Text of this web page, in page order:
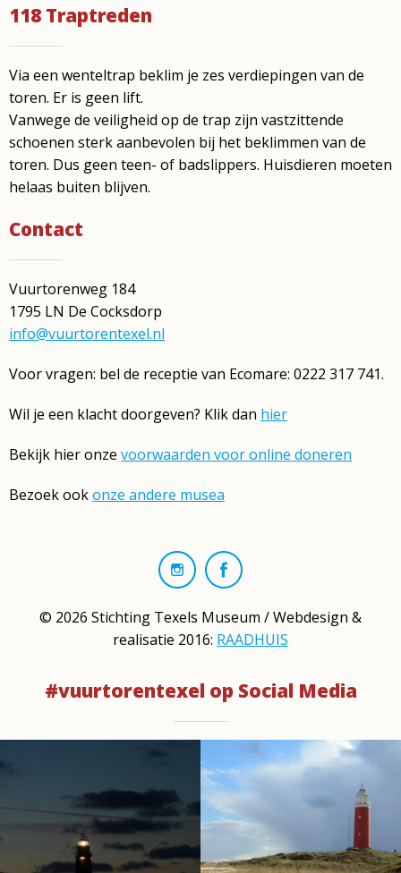
118 Traptreden
Via een wenteltrap beklim je zes verdiepingen van de
toren. Er is geen lift.
Vanwege de veiligheid op de trap zijn vastzittende
schoenen sterk aanbevolen bij het beklimmen van de
toren. Dus geen teen- of badslippers. Huisdieren moeten
helaas buiten blijven.
Contact
Vuurtorenweg 184
1795 LN De Cocksdorp
info@vuurtorentexel.nl
Voor vragen: bel de receptie van Ecomare: 0222 317 741.
Wil je een klacht doorgeven? Klik dan hier
Bekijk hier onze voorwaarden voor online doneren
Bezoek ookonze andere musea
© 2026 Stichting Texels Museum / Webdesign &
realisatie 2016: RAADHUIS
#vuurtorentexel op Social Media